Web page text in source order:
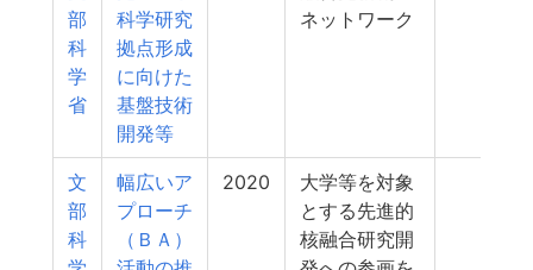
部
科
学
省
科学研究
拠点形成
に向けた
基盤技術
開発等
ネットワーク
文
部
科
幅広いア
プローチ
（ＢＡ）
2020
大学等を対象
とする先進的
核融合研究開